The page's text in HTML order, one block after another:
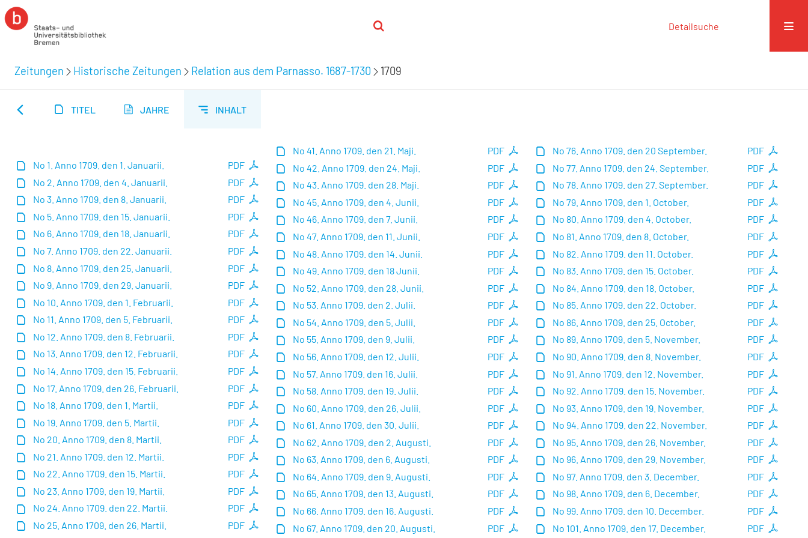
Detailsuche
Zeitungen Historische Zeitungen Relation aus dem Parnasso. 1687-1730 1709
TITEL JAHRE INHALT
PDF
No 1. Anno 1709. den 1. Januarii.
PDF
No 2. Anno 1709. den 4. Januarii.
PDF
No 3. Anno 1709. den 8. Januarii.
PDF
No 5. Anno 1709. den 15. Januarii.
PDF
No 6. Anno 1709. den 18. Januarii.
PDF
No 7. Anno 1709. den 22. Januarii.
PDF
No 8. Anno 1709. den 25. Januarii.
PDF
No 9. Anno 1709. den 29. Januarii.
PDF
No 10. Anno 1709. den 1. Februarii.
PDF
No 11. Anno 1709. den 5. Februarii.
PDF
No 12. Anno 1709. den 8. Februarii.
PDF
No 13. Anno 1709. den 12. Februarii.
PDF
No 14. Anno 1709. den 15. Februarii.
PDF
No 17. Anno 1709. den 26. Februarii.
PDF
No 18. Anno 1709. den 1. Martii.
PDF
No 19. Anno 1709. den 5. Martii.
PDF
No 20. Anno 1709. den 8. Martii.
PDF
No 21. Anno 1709. den 12. Martii.
PDF
No 22. Anno 1709. den 15. Martii.
PDF
No 23. Anno 1709. den 19. Martii.
PDF
No 24. Anno 1709. den 22. Martii.
PDF
No 25. Anno 1709. den 26. Martii.
PDF
No 41. Anno 1709. den 21. Maji.
PDF
No 42. Anno 1709. den 24. Maji.
PDF
No 43. Anno 1709. den 28. Maji.
PDF
No 45. Anno 1709. den 4. Junii.
PDF
No 46. Anno 1709. den 7. Junii.
PDF
No 47. Anno 1709. den 11. Junii.
PDF
No 48. Anno 1709. den 14. Junii.
PDF
No 49. Anno 1709. den 18 Junii.
PDF
No 52. Anno 1709. den 28. Junii.
PDF
No 53. Anno 1709. den 2. Julii.
PDF
No 54. Anno 1709. den 5. Julii.
PDF
No 55. Anno 1709. den 9. Julii.
PDF
No 56. Anno 1709. den 12. Julii.
PDF
No 57. Anno 1709. den 16. Julii.
PDF
No 58. Anno 1709. den 19. Julii.
PDF
No 60. Anno 1709. den 26. Julii.
PDF
No 61. Anno 1709. den 30. Julii.
PDF
No 62. Anno 1709. den 2. Augusti.
PDF
No 63. Anno 1709. den 6. Augusti.
PDF
No 64. Anno 1709. den 9. Augusti.
PDF
No 65. Anno 1709. den 13. Augusti.
PDF
No 66. Anno 1709. den 16. Augusti.
PDF
No 67. Anno 1709. den 20. Augusti.
PDF
No 76. Anno 1709. den 20 September.
PDF
No 77. Anno 1709. den 24. September.
PDF
No 78. Anno 1709. den 27. September.
PDF
No 79. Anno 1709. den 1. October.
PDF
No 80. Anno 1709. den 4. October.
PDF
No 81. Anno 1709. den 8. October.
PDF
No 82. Anno 1709. den 11. October.
PDF
No 83. Anno 1709. den 15. October.
PDF
No 84. Anno 1709. den 18. October.
PDF
No 85. Anno 1709. den 22. October.
PDF
No 86. Anno 1709. den 25. October.
PDF
No 89. Anno 1709. den 5. November.
PDF
No 90. Anno 1709. den 8. November.
PDF
No 91. Anno 1709. den 12. November.
PDF
No 92. Anno 1709. den 15. November.
PDF
No 93. Anno 1709. den 19. November.
PDF
No 94. Anno 1709. den 22. November.
PDF
No 95. Anno 1709. den 26. November.
PDF
No 96. Anno 1709. den 29. November.
PDF
No 97. Anno 1709. den 3. December.
PDF
No 98. Anno 1709. den 6. December.
PDF
No 99. Anno 1709. den 10. December.
PDF
No 101. Anno 1709. den 17. December.